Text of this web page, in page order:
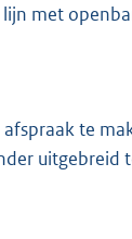
met
te